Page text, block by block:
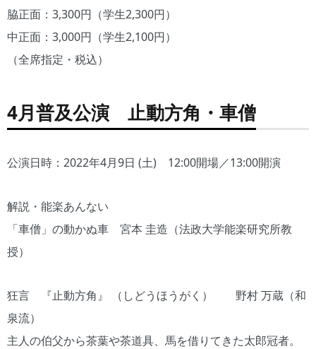
脇正面：3,300円（学生2,300円）
中正面：3,000円（学生2,100円）
（全席指定・税込）
4月普及公演 止動方角・車僧
公演日時：2022年4月9日 (土) 12:00開場／13:00開演
解説・能楽あんない
「車僧」の動かぬ車 宮本 圭造（法政大学能楽研究所教
授）
狂言 『止動方角』 （しどうほうがく） 野村 万蔵（和
泉流）
主人の伯父から茶葉や茶道具、馬を借りてきた太郎冠者。